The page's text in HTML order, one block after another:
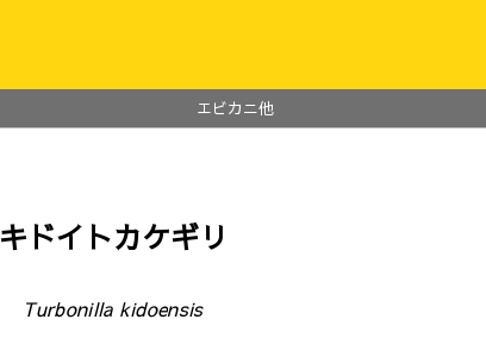
エビカニ他
キドイトカケギリ
Turbonilla kidoensis